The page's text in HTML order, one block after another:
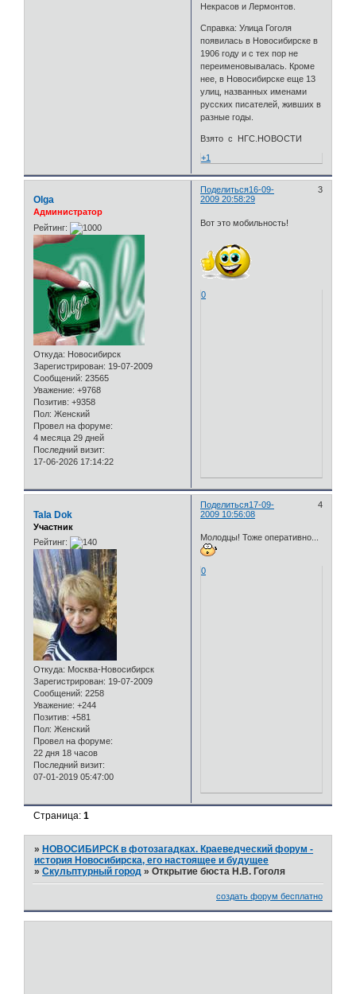
Некрасов и Лермонтов.
Справка: Улица Гоголя
появилась в Новосибирске в
1906 году и с тех пор не
переименовывалась. Кроме
нее, в Новосибирске еще 13
улиц, названных именами
русских писателей, живших в
разные годы.
Взято с НГС.НОВОСТИ
+1
Поделиться 3
16-09-
2009 20:58:29
Olga
Администратор
Рейтинг:
Откуда: Новосибирск
Зарегистрирован: 19-07-2009
Сообщений: 23565
Уважение: +9768
Позитив: +9358
Пол: Женский
Провел на форуме:
4 месяца 29 дней
Последний визит:
17-06-2026 17:14:22
Вот это мобильность!
0
Поделиться 4
17-09-
2009 10:56:08
Tala Dok
Участник
Рейтинг:
Откуда: Москва-Новосибирск
Зарегистрирован: 19-07-2009
Сообщений: 2258
Уважение: +244
Позитив: +581
Пол: Женский
Провел на форуме:
22 дня 18 часов
Последний визит:
07-01-2019 05:47:00
Молодцы! Тоже оперативно...
0
Страница:1
»НОВОСИБИРСК в фотозагадках. Краеведческий форум -
история Новосибирска, его настоящее и будущее
»Скульптурный город »Открытие бюста Н.В. Гоголя
создать форум бесплатно